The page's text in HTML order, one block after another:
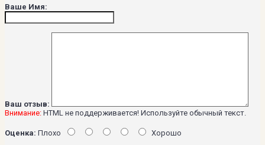
Ваше Имя:
Ваш отзыв:
Внимание: HTML не поддерживается! Используйте обычный текст.
Оценка: Плохо
Хорошо